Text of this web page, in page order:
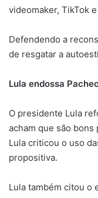
videomaker, TikTok
Defendendo a
de resgatar a
Lula endossa
O presidente Lula
acham que são
Lula criticou o uso
propositiva.
Lula também citou o